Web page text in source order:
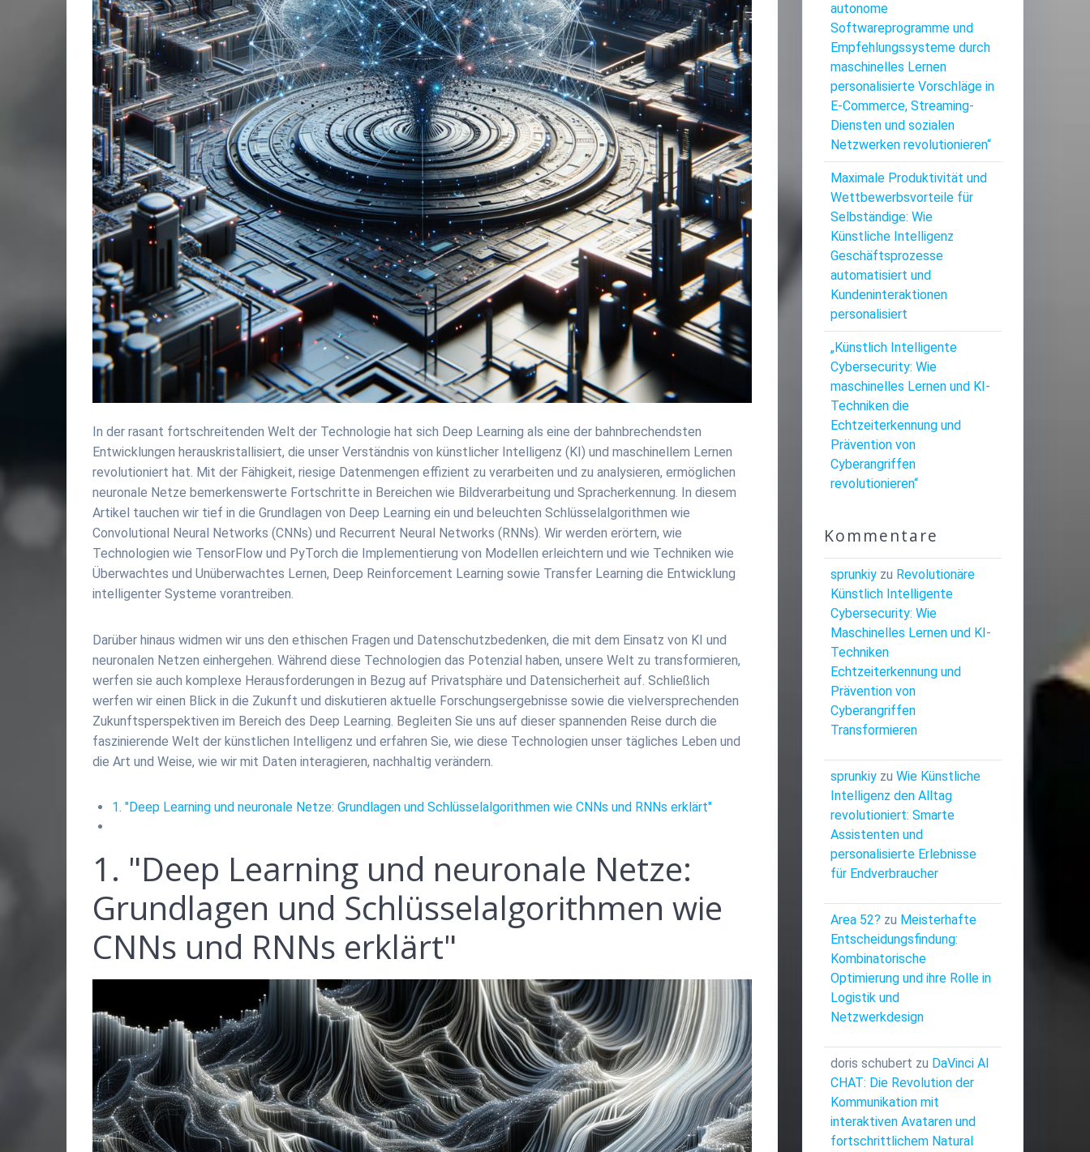
In der rasant fortschreitenden Welt der Technologie hat sich Deep Learning als eine der bahnbrechendsten
Entwicklungen herauskristallisiert, die unser Verständnis von künstlicher Intelligenz (KI) und maschinellem Lernen
revolutioniert hat. Mit der Fähigkeit, riesige Datenmengen effizient zu verarbeiten und zu analysieren, ermöglichen
neuronale Netze bemerkenswerte Fortschritte in Bereichen wie Bildverarbeitung und Spracherkennung. In diesem
Artikel tauchen wir tief in die Grundlagen von Deep Learning ein und beleuchten Schlüsselalgorithmen wie
Convolutional Neural Networks (CNNs) und Recurrent Neural Networks (RNNs). Wir werden erörtern, wie
Technologien wie TensorFlow und PyTorch die Implementierung von Modellen erleichtern und wie Techniken wie
Überwachtes und Unüberwachtes Lernen, Deep Reinforcement Learning sowie Transfer Learning die Entwicklung
intelligenter Systeme vorantreiben.
Darüber hinaus widmen wir uns den ethischen Fragen und Datenschutzbedenken, die mit dem Einsatz von KI und
neuronalen Netzen einhergehen. Während diese Technologien das Potenzial haben, unsere Welt zu transformieren,
werfen sie auch komplexe Herausforderungen in Bezug auf Privatsphäre und Datensicherheit auf. Schließlich
werfen wir einen Blick in die Zukunft und diskutieren aktuelle Forschungsergebnisse sowie die vielversprechenden
Zukunftsperspektiven im Bereich des Deep Learning. Begleiten Sie uns auf dieser spannenden Reise durch die
faszinierende Welt der künstlichen Intelligenz und erfahren Sie, wie diese Technologien unser tägliches Leben und
die Art und Weise, wie wir mit Daten interagieren, nachhaltig verändern.
1. "Deep Learning und neuronale Netze: Grundlagen und Schlüsselalgorithmen wie CNNs und RNNs erklärt"
1. "Deep Learning und neuronale Netze:
Grundlagen und Schlüsselalgorithmen wie
CNNs und RNNs erklärt"
autonome
Softwareprogramme und
Empfehlungssysteme durch
maschinelles Lernen
personalisierte Vorschläge in
E-Commerce, Streaming-
Diensten und sozialen
Netzwerken revolutionieren“
Maximale Produktivität und
Wettbewerbsvorteile für
Selbständige: Wie
Künstliche Intelligenz
Geschäftsprozesse
automatisiert und
Kundeninteraktionen
personalisiert
„Künstlich Intelligente
Cybersecurity: Wie
maschinelles Lernen und KI-
Techniken die
Echtzeiterkennung und
Prävention von
Cyberangriffen
revolutionieren“
Kommentare
sprunkiyzu Revolutionäre
Künstlich Intelligente
Cybersecurity: Wie
Maschinelles Lernen und KI-
Techniken
Echtzeiterkennung und
Prävention von
Cyberangriffen
Transformieren
sprunkiyzu Wie Künstliche
Intelligenz den Alltag
revolutioniert: Smarte
Assistenten und
personalisierte Erlebnisse
für Endverbraucher
Area 52? zu Meisterhafte
Entscheidungsfindung:
Kombinatorische
Optimierung und ihre Rolle in
Logistik und
Netzwerkdesign
doris schubert zu DaVinci AI
CHAT: Die Revolution der
Kommunikation mit
interaktiven Avataren und
fortschrittlichem Natural